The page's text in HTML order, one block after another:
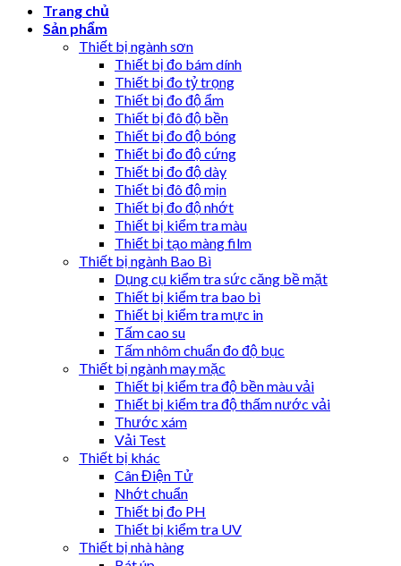
Trang chủ
Sản phẩm
Thiết bị ngành sơn
Thiết bị đo bám dính
Thiết bị đo tỷ trọng
Thiết bị đo độ ẩm
Thiết bị đô độ bền
Thiết bị đo độ bóng
Thiết bị đo độ cứng
Thiết bị đo độ dày
Thiết bị đô độ mịn
Thiết bị đo độ nhớt
Thiết bị kiểm tra màu
Thiết bị tạo màng film
Thiết bị ngành Bao Bì
Dụng cụ kiểm tra sức căng bề mặt
Thiết bị kiểm tra bao bì
Thiết bị kiểm tra mực in
Tấm cao su
Tấm nhôm chuẩn đo độ bục
Thiết bị ngành may mặc
Thiết bị kiểm tra độ bền màu vải
Thiết bị kiểm tra độ thấm nước vải
Thước xám
Vải Test
Thiết bị khác
Cân Điện Tử
Nhớt chuẩn
Thiết bị đo PH
Thiết bị kiểm tra UV
Thiết bị nhà hàng